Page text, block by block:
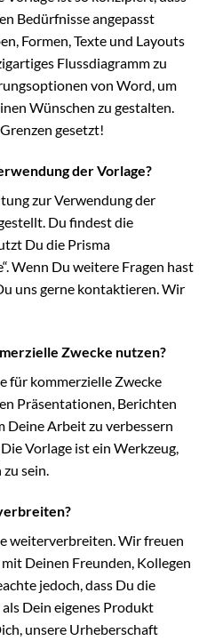
Bedürfnisse angepasst
Formen, Texte und Layouts
Flussdiagramm zu
von Word, um
Wünschen zu gestalten.
gesetzt!
der Vorlage?
zur Verwendung der
Du findest die
Du die Prisma
Wenn Du weitere Fragen hast
uns gerne kontaktieren. Wir
Zwecke nutzen?
für kommerzielle Zwecke
Präsentationen, Berichten
Deine Arbeit zu verbessern
Vorlage ist ein Werkzeug,
sein.
weiterverbreiten. Wir freuen
Deinen Freunden, Kollegen
jedoch, dass Du die
Dein eigenes Produkt
unsere Urheberschaft